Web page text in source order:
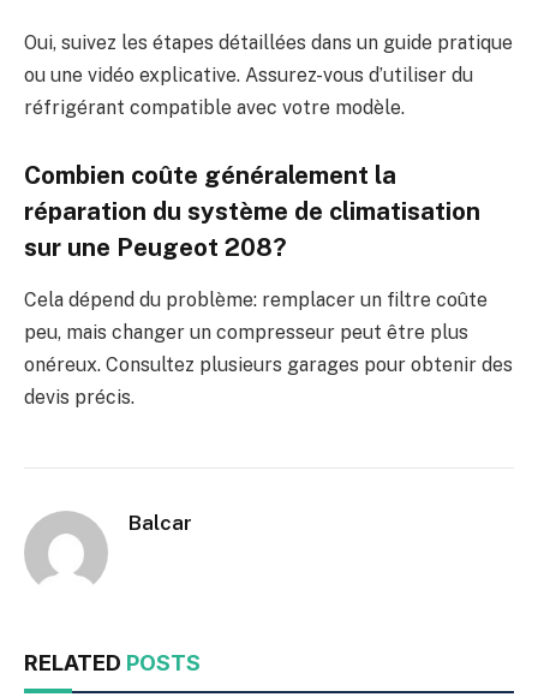
Oui, suivez les étapes détaillées dans un guide pratique
ou une vidéo explicative. Assurez-vous d’utiliser du
réfrigérant compatible avec votre modèle.
Combien coûte généralement la
réparation du système de climatisation
sur une Peugeot 208?
Cela dépend du problème: remplacer un filtre coûte
peu, mais changer un compresseur peut être plus
onéreux. Consultez plusieurs garages pour obtenir des
devis précis.
Balcar
RELATED POSTS